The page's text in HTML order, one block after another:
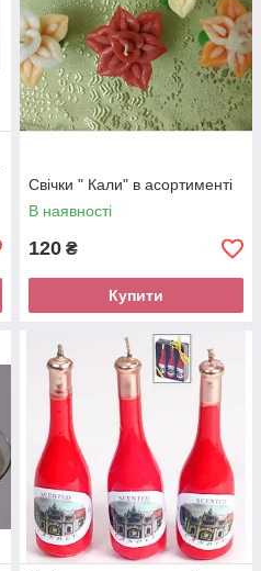
Свічки " Кали" в асортименті
В наявності
120 ₴
Купити